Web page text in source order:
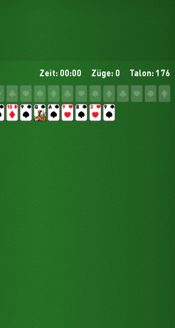
Zeit: 00:00 Züge: 0 Talon: 176